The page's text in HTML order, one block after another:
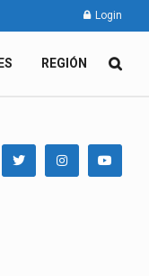
Login
REGIÓN